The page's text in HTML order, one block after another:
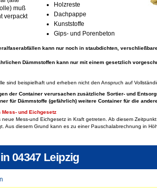
muß
verpackt
Holzreste
Dachpappe
Kunststoffe
Gips- und Porenbeton
kann nur noch in staubdichten,
Dämmstoffen kann nur mit einem gesetzlich
sind beispielhaft und erheben nicht den Anspruch auf
der Container verursachen zusätzliche Sortier- und
für Dämmstoffe (gefährlich) weitere Container für die
und Eichgesetz
Mess-und Eichgesetz in Kraft getreten. Ab diesem
Aus diesem Grund kann es zu einer Pauschalabrechnung in
in04347 Leipzig